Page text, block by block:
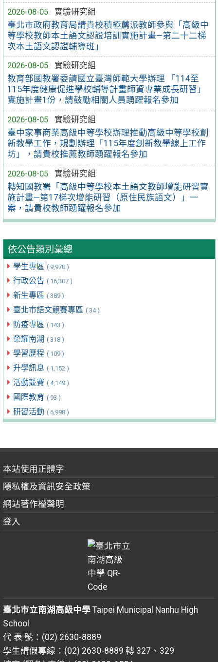
2026-08-05
實驗研究組
臺北市政府教育局請貴校積極薦派教師參與「高級中
等學校教師本土語文認證培訓實施計畫—第二十二梯
次本土語文認證輔導班」
2026-08-05
實驗研究組
教育部國教署委請國立臺灣師範大學辦理 「114至
115年度健康促進學校輔導計畫師資專業成長研習」
實施計畫1份，請鼓勵相關人員踴躍報名參加
2026-08-05
實驗研究組
臺中家事商業高級中等學校辦理推動高級中等學校創
新教學工作，規劃辦理「115年度創新教學線上工作
坊」，請貴校推薦教師踴躍報名參加
2026-08-05
實驗研究組
轉知國教署「高級中等學校本土語文教師增能研習實
施計畫—第17梯次增能研習（原住民族語文）」一
案，請貴校教師踴躍報名參加
依公告類別彙總
學生專區 ( 9,970 )
行政公告 ( 16,307 )
新生專區 ( 389 )
臺北市語文競賽專區 ( 34 )
防疫專區 ( 143 )
榮耀南湖 ( 318 )
學習歷程 ( 109 )
升學訊息 ( 1,152 )
活動競賽 ( 4,149 )
國際教育 ( 93 )
研習活動 ( 6,998 )
本站使用正體字
隱私權及資訊安全政策
網站著作權聲明
登入
臺北市立南湖高級中學Taipei Municipal Nanhu High
School
代 表 號：(02) 2630-8889
學生請假專線：(02) 2630-8889 轉 327、329